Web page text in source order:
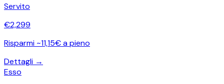
Servito
€2,299
Risparmi ~11,15€ a pieno
Dettagli →
Esso